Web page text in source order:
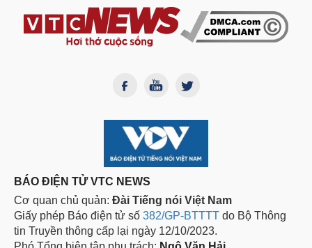
BÁO ĐIỆN TỬ VTC NEWS
Cơ quan chủ quản: Đài Tiếng nói Việt Nam
Giấy phép Báo điện tử số 382/GP-BTTTT do Bộ Thông
tin Truyền thông cấp lại ngày 12/10/2023.